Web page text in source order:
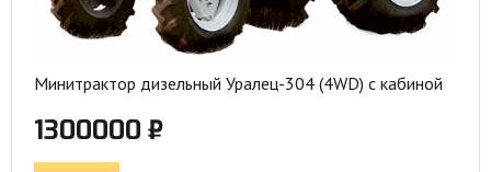
Минитрактор дизельный Уралец-304 (4WD) с кабиной
1300000 ₽